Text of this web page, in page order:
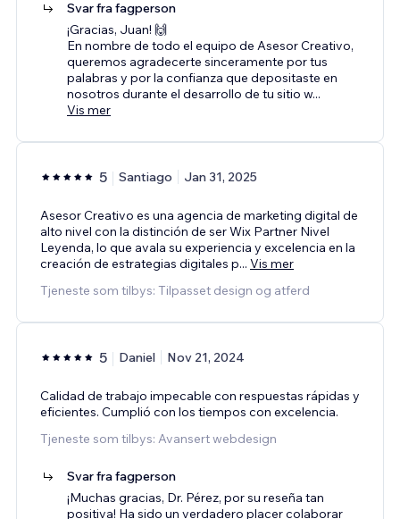
Svar fra fagperson
¡Gracias, Juan! 🙌
En nombre de todo el equipo de Asesor Creativo,
queremos agradecerte sinceramente por tus
palabras y por la confianza que depositaste en
nosotros durante el desarrollo de tu sitio w...
Vis mer
5 Santiago Jan 31, 2025
Asesor Creativo es una agencia de marketing digital de
alto nivel con la distinción de ser Wix Partner Nivel
Leyenda, lo que avala su experiencia y excelencia en la
creación de estrategias digitales p... Vis mer
Tjeneste som tilbys: Tilpasset design og atferd
5 Daniel Nov 21, 2024
Calidad de trabajo impecable con respuestas rápidas y
eficientes. Cumplió con los tiempos con excelencia.
Tjeneste som tilbys: Avansert webdesign
Svar fra fagperson
¡Muchas gracias, Dr. Pérez, por su reseña tan
positiva! Ha sido un verdadero placer colaborar